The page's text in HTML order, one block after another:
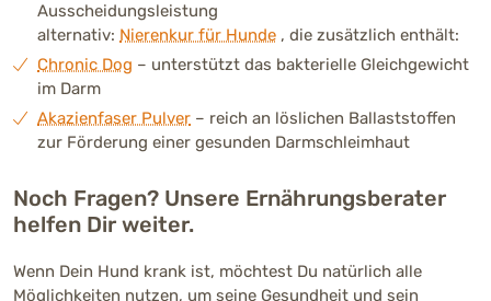
Ausscheidungsleistung
alternativ: Nierenkur für Hunde , die zusätzlich enthält:
Chronic Dog – unterstützt das bakterielle Gleichgewicht
im Darm
Akazienfaser Pulver – reich an löslichen Ballaststoffen
zur Förderung einer gesunden Darmschleimhaut
Noch Fragen? Unsere Ernährungsberater
helfen Dir weiter.
Wenn Dein Hund krank ist, möchtest Du natürlich alle
Möglichkeiten nutzen, um seine Gesundheit und sein